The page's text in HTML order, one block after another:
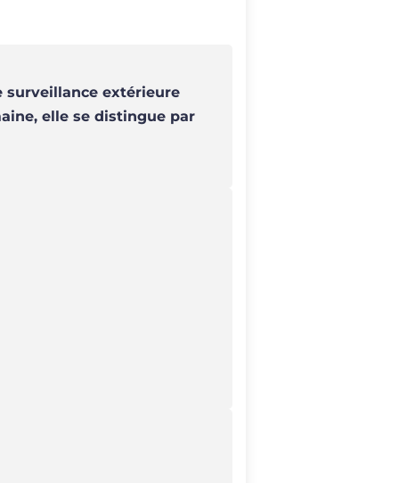
surveillance extérieure
elle se distingue par